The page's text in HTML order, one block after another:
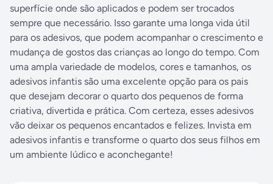
superfície onde são aplicados e podem ser trocados
sempre que necessário. Isso garante uma longa vida útil
para os adesivos, que podem acompanhar o crescimento e
mudança de gostos das crianças ao longo do tempo. Com
uma ampla variedade de modelos, cores e tamanhos, os
adesivos infantis são uma excelente opção para os pais
que desejam decorar o quarto dos pequenos de forma
criativa, divertida e prática. Com certeza, esses adesivos
vão deixar os pequenos encantados e felizes. Invista em
adesivos infantis e transforme o quarto dos seus filhos em
um ambiente lúdico e aconchegante!